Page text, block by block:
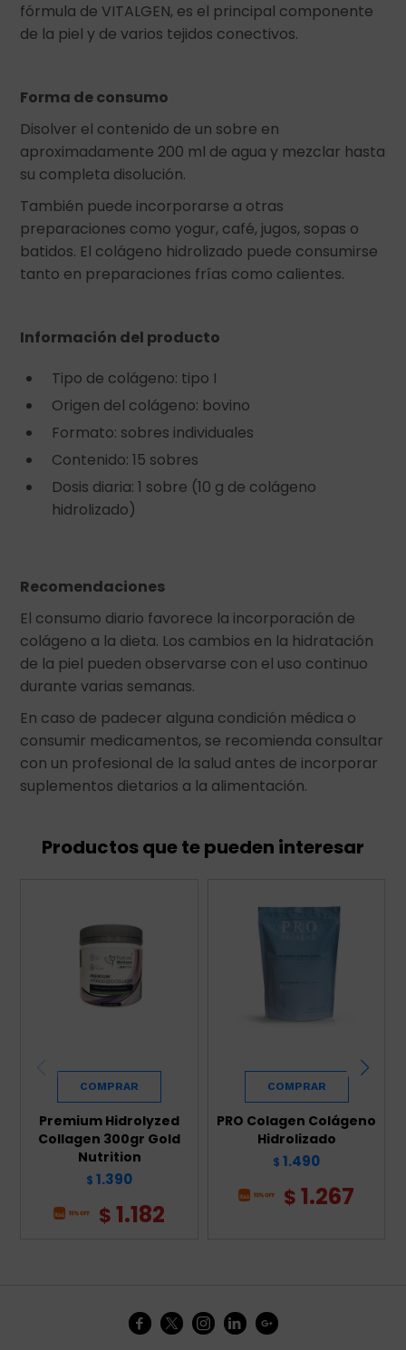
fórmula de VITALGEN, es el principal componente
de la piel y de varios tejidos conectivos.
Forma de consumo
Disolver el contenido de un sobre en
aproximadamente 200 ml de agua y mezclar hasta
su completa disolución.
También puede incorporarse a otras
preparaciones como yogur, café, jugos, sopas o
batidos. El colágeno hidrolizado puede consumirse
tanto en preparaciones frías como calientes.
Información del producto
Tipo de colágeno: tipo I
Origen del colágeno: bovino
Formato: sobres individuales
Contenido: 15 sobres
Dosis diaria: 1 sobre (10 g de colágeno
hidrolizado)
Recomendaciones
El consumo diario favorece la incorporación de
colágeno a la dieta. Los cambios en la hidratación
de la piel pueden observarse con el uso continuo
durante varias semanas.
En caso de padecer alguna condición médica o
consumir medicamentos, se recomienda consultar
con un profesional de la salud antes de incorporar
suplementos dietarios a la alimentación.
Productos que te pueden interesar
Premium Hidrolyzed
Collagen 300gr Gold
Nutrition
$ 1.390
$1.182
PRO Colagen Colágeno
Hidrolizado
$ 1.490
$1.267
    